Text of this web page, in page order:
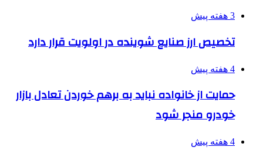
3 هفته پیش
تخصیص ارز صنایع شوینده در اولویت قرار دارد
4 هفته پیش
حمایت از خانواده نباید به برهم خوردن تعادل بازار
خودرو منجر شود
4 هفته پیش